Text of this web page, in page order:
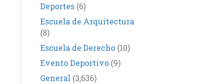
Deportes(6)
Escuela de Arquitectura
(8)
Escuela de Derecho(10)
Evento Deportivo(9)
General (3,636)